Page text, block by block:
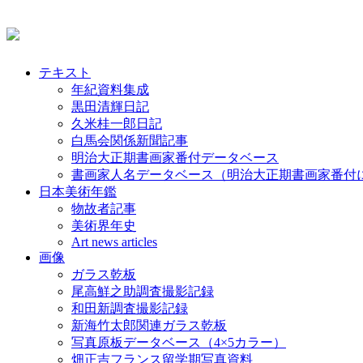
テキスト
年紀資料集成
黒田清輝日記
久米桂一郎日記
白馬会関係新聞記事
明治大正期書画家番付データベース
書画家人名データベース（明治大正期書画家番付
日本美術年鑑
物故者記事
美術界年史
Art news articles
画像
ガラス乾板
尾高鮮之助調査撮影記録
和田新調査撮影記録
新海竹太郎関連ガラス乾板
写真原板データベース（4×5カラー）
畑正吉フランス留学期写真資料